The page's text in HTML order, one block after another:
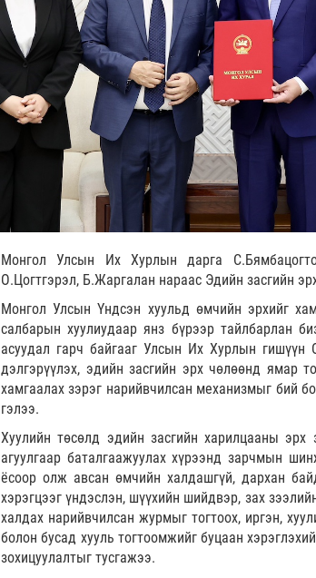
Монгол Улсын Их Хурлын дарга
О.Цогтгэрэл, Б.Жаргалан нараас Эдийн засгийн
Монгол Улсын Үндсэн хуульд өмчийн эрхийг
салбарын хуулиудаар янз бүрээр тайлбарлан
асуудал гарч байгааг Улсын Их Хурлын гишүүн
дэлгэрүүлэх, эдийн засгийн эрх чөлөөнд ямар
хамгаалах зэрэг нарийвчилсан механизмыг бий
гэлээ.
Хуулийн төсөлд эдийн засгийн харилцааны эрх
агуулгаар баталгаажуулах хүрээнд зарчмын
ёсоор олж авсан өмчийн халдашгүй, дархан
хэрэгцээг үндэслэн, шүүхийн шийдвэр, зах
халдах нарийвчилсан журмыг тогтоох, иргэн,
болон бусад хууль тогтоомжийг буцаан
зохицуулалтыг тусгажээ.